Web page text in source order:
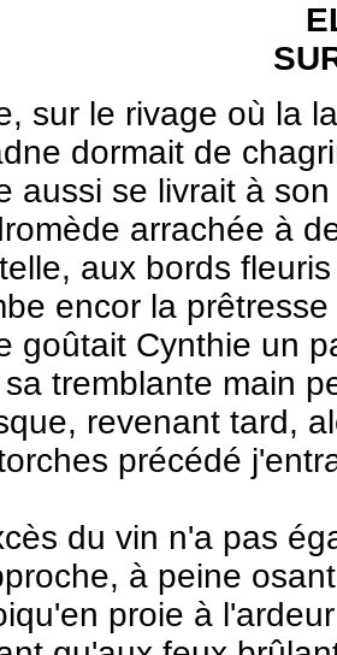
sur le rivage où la
dormait de
aussi se livrait à
arrachée à
aux bords
encor la
goûtait Cynthie un
tremblante main
revenant tard,
précédé
du vin n'a pas
à peine
proie à